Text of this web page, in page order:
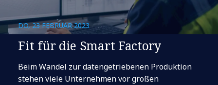
DO, 23 FEBRUAR 2023
Fit für die Smart Factory
Beim Wandel zur datengetriebenen Produktion
stehen viele Unternehmen vor großen